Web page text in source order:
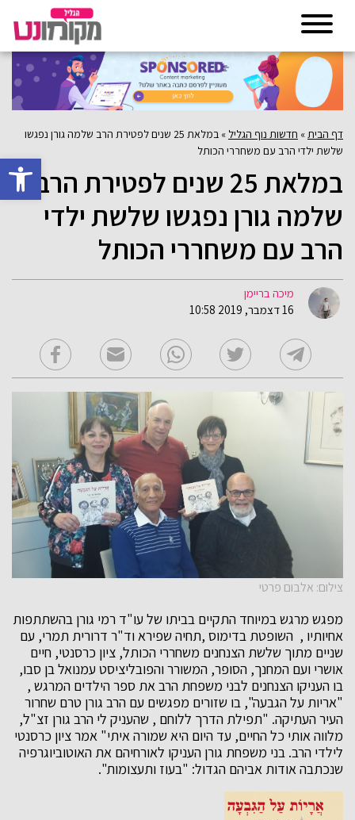
פתח
דף הבית » חדשות נוף הגליל »
במלאת 25 שנים לפטירת הרב שלמה גורן נפגשו
שלשת ילדי הרב עם משחררי הכותל
במלאת 25 שנים לפטירת הרב
שלמה גורן נפגשו שלשת ילדי
הרב עם משחררי הכותל
מיכה בריימן
16 דצמבר, 2019 10:58
צילום: אלבום פרטי
מפגש מרגש במיוחד התקיים בביתו של עו"ד רמי גורן בהשתתפות
אחיותיו , השופטת בדימוס ,תחיה שפירא וד"ר דרורית תמרי, עם
שניים מתוך שלשת הצנחנים משחררי הכותל, ציון כרסנטי, חיים
אושרי ועם המחנך, הסופר, המשורר והפובליציסט עמנואל בן סבו,
בו העניקו הצנחנים לבני משפחת הרב את ספר הילדים המרגש ,
"אריות על הגבעה", בו שזורים מפגשים עם הרב גורן טרם שחרור
העיר העתיקה. "תפילת הדרך ללוחם , שהעניק לי הרב גורן זצ"ל,
מלווה אותי כל החיים, עד היום היא שמורה איתי" אמר ציון כרסנטי
לילדי הרב. בני משפחת גורן העניקו לאורחיהם את האוטוביוגרפיה
שנכתבה אודות אביהם הגדול: "בעוז ותעצומות".